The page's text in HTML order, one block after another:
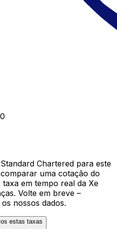
Chartered para este
uma cotação do
em tempo real da Xe
Volte em breve –
nossos dados.
estas taxas